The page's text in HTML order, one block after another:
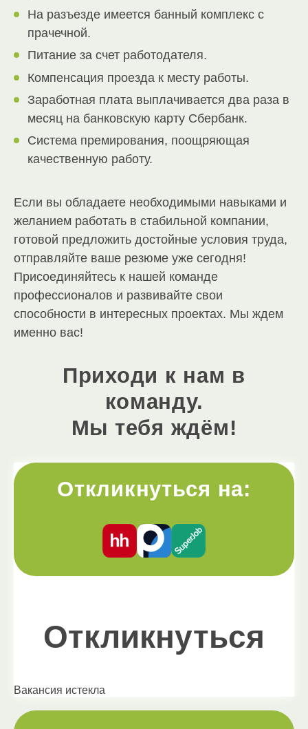
На разъезде имеется банный комплекс с
прачечной.
Питание за счет работодателя.
Компенсация проезда к месту работы.
Заработная плата выплачивается два раза в
месяц на банковскую карту Сбербанк.
Система премирования, поощряющая
качественную работу.
Если вы обладаете необходимыми навыками и
желанием работать в стабильной компании,
готовой предложить достойные условия труда,
отправляйте ваше резюме уже сегодня!
Присоединяйтесь к нашей команде
профессионалов и развивайте свои
способности в интересных проектах. Мы ждем
именно вас!
Приходи к нам в
команду.
Мы тебя ждём!
Откликнуться на:
Откликнуться
Вакансия истекла